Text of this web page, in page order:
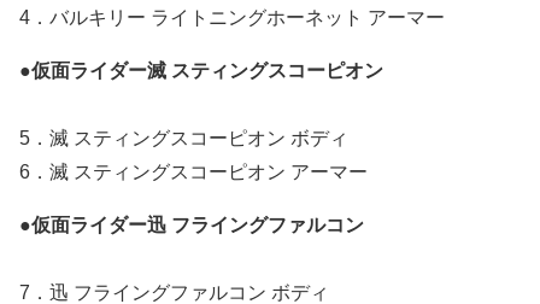
4．バルキリー ライトニングホーネット アーマー
●仮面ライダー滅 スティングスコーピオン
5．滅 スティングスコーピオン ボディ
6．滅 スティングスコーピオン アーマー
●仮面ライダー迅 フライングファルコン
7．迅 フライングファルコン ボディ